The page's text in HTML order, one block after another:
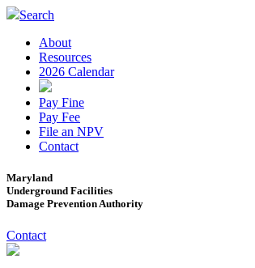
Search
About
Resources
2026 Calendar
Pay Fine
Pay Fee
File an NPV
Contact
Maryland
Underground Facilities
Damage Prevention Authority
Contact